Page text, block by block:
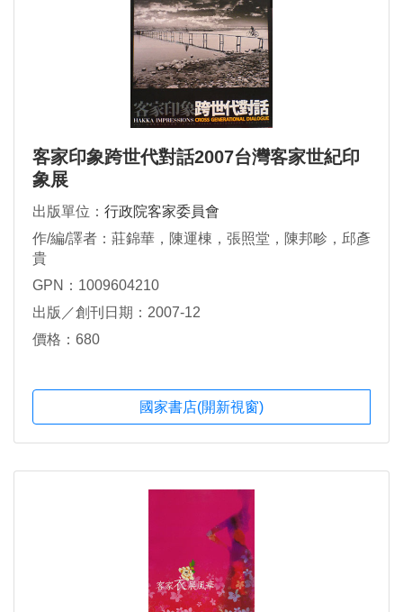
客家印象跨世代對話2007台灣客家世紀印
象展
出版單位： 行政院客家委員會
作/編/譯者：莊錦華，陳運棟，張照堂，陳邦畛，邱彥
貴
GPN：1009604210
出版／創刊日期：2007-12
價格：680
國家書店(開新視窗)